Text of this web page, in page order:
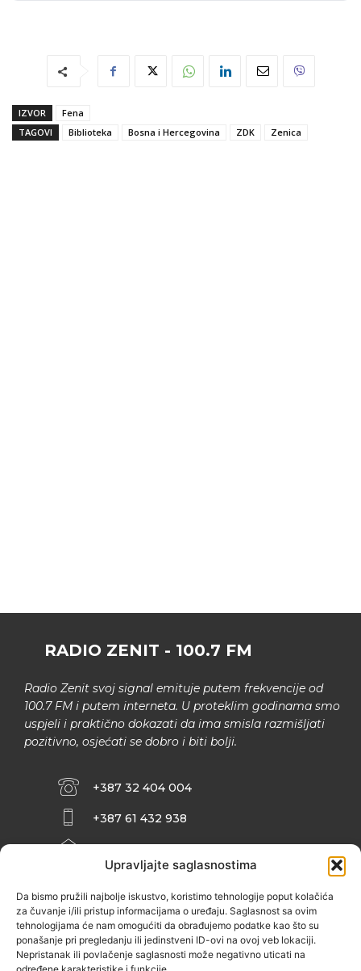
Upravljajte saglasnostima
Da bismo pružili najbolje iskustvo, koristimo tehnologije poput kolačića
za čuvanje i/ili pristup informacijama o uređaju. Saglasnost sa ovim
tehnologijama će nam omogućiti da obrađujemo podatke kao što su
ponašanje pri pregledanju ili jedinstveni ID-ovi na ovoj veb lokaciji.
Nepristanak ili povlačenje saglasnosti može negativno uticati na
IZVOR
Fena
TAGOVI
Biblioteka Bosna i Hercegovina ZDK Zenica
RADIO ZENIT - 100.7 FM
Radio Zenit svoj signal emituje putem frekvencije od
100.7 FM i putem interneta. U proteklim godinama smo
uspjeli i praktično dokazati da ima smisla razmišljati
pozitivno, osjećati se dobro i biti bolji.
+387 32 404 004
+387 61 432 938
ZENIČANKA, 3. SPRAT), 72000 ZENICA